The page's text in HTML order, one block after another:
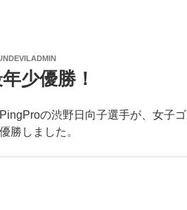
少優勝！
の渋野日向子選手が、女子
勝しました。